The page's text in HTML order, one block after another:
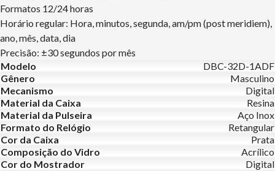
Formatos 12/24 horas
Horário regular: Hora, minutos, segunda, am/pm (post meridiem),
ano, mês, data, dia
Precisão: ±30 segundos por mês
Modelo
DBC-32D-1ADF
Gênero
Masculino
Mecanismo
Digital
Material da Caixa
Resina
Material da Pulseira
Aço Inox
Formato do Relógio
Retangular
Cor da Caixa
Prata
Composição do Vidro
Acrílico
Cor do Mostrador
Digital